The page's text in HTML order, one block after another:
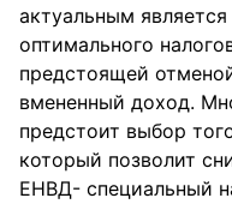
актуальным
оптимального
предстоящей
вмененный доход.
предстоит выбор
который позволит
ЕНВД- специальный